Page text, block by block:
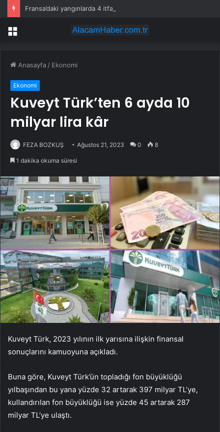
Fransa’daki yangınlarda 4 itfaiye eri hayatını kaybetti
Menü
Anasayfa / Ekonomi
Ekonomi
Kuveyt Türk’ten 6 ayda 10
milyar lira kâr
FEZA BOZKUŞ Ağustos 21, 2023 0 8
1 dakika okuma süresi
Kuveyt Türk, 2023 yılının ilk yarısına ilişkin finansal
sonuçlarını kamuoyuna açıkladı.
Buna göre, Kuveyt Türk’ün topladığı fon büyüklüğü
yılbaşından bu yana yüzde 32 artarak 397 milyar TL’ye,
kullandırılan fon büyüklüğü ise yüzde 45 artarak 287
milyar TL’ye ulaştı.